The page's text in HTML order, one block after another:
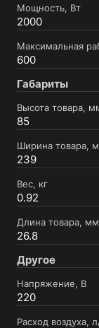
Мощность, Вт
2000
Максимальная
600
Габариты
Высота товара,
85
Ширина товара,
239
Вес, кг
0.92
Длина товара, мм
26.8
Другое
Напряжение, В
220
Расход воздуха,